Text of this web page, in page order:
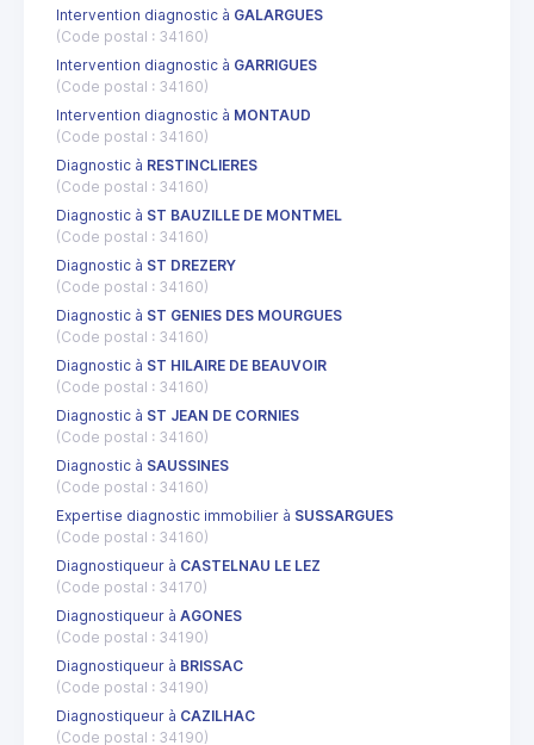
Intervention diagnostic à GALARGUES
(Code postal : 34160)
Intervention diagnostic à GARRIGUES
(Code postal : 34160)
Intervention diagnostic à MONTAUD
(Code postal : 34160)
Diagnostic à RESTINCLIERES
(Code postal : 34160)
Diagnostic à ST BAUZILLE DE MONTMEL
(Code postal : 34160)
Diagnostic à ST DREZERY
(Code postal : 34160)
Diagnostic à ST GENIES DES MOURGUES
(Code postal : 34160)
Diagnostic à ST HILAIRE DE BEAUVOIR
(Code postal : 34160)
Diagnostic à ST JEAN DE CORNIES
(Code postal : 34160)
Diagnostic à SAUSSINES
(Code postal : 34160)
Expertise diagnostic immobilier à SUSSARGUES
(Code postal : 34160)
Diagnostiqueur à CASTELNAU LE LEZ
(Code postal : 34170)
Diagnostiqueur à AGONES
(Code postal : 34190)
Diagnostiqueur à BRISSAC
(Code postal : 34190)
Diagnostiqueur à CAZILHAC
(Code postal : 34190)